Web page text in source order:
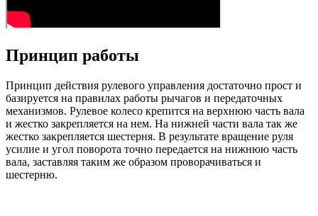
Принцип работы
Принцип действия рулевого управления достаточно прост и
базируется на правилах работы рычагов и передаточных
механизмов. Рулевое колесо крепится на верхнюю часть вала
и жестко закрепляется на нем. На нижней части вала так же
жестко закрепляется шестерня. В результате вращение руля
усилие и угол поворота точно передается на нижнюю часть
вала, заставляя таким же образом проворачиваться и
шестерню.